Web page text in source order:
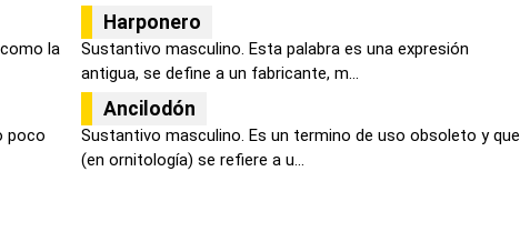
la
Harponero
Sustantivo masculino. Esta palabra es una expresión
antigua, se define a un fabricante, m...
poco
Ancilodón
Sustantivo masculino. Es un termino de uso obsoleto y que
(en ornitología) se refiere a u...